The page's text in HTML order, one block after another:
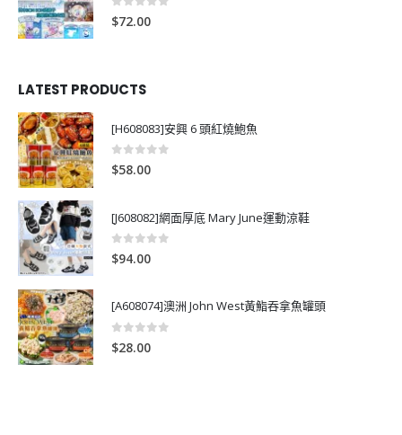
0out of 5
$72.00
LATEST PRODUCTS
[H608083]安興 6 頭紅燒鮑魚
0out of 5
$58.00
[J608082]網面厚底 Mary June運動涼鞋
0 out of 5
$94.00
[A608074]澳洲 John West黃鮨吞拿魚罐頭
0 out of 5
$28.00